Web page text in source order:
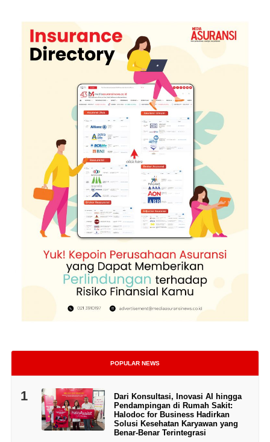
POPULAR NEWS
1
Dari Konsultasi, Inovasi AI hingga
Pendampingan di Rumah Sakit:
Halodoc for Business Hadirkan
Solusi Kesehatan Karyawan yang
Benar-Benar Terintegrasi